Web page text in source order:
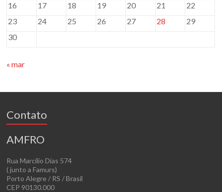
16
17 18 19 20 21
22
23
24 25 26 27 28
29
30
« mar
Contato
AMFRO
Rua Marcílio Dias 574
( junto a Famurs)
Porto Alegre / RS / Brasil
CEP 90130.000